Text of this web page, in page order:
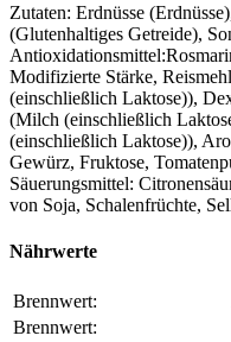
Zutaten: Erdnüsse
(Glutenhaltiges Getreide),
Modifizierte Stärke,
(einschließlich Laktose)),
(Milch (einschließlich
(einschließlich Laktose)),
Gewürz, Fruktose,
Säuerungsmittel:
von Soja, Schalenfrüchte,
Nährwerte
Brennwert:
Brennwert: